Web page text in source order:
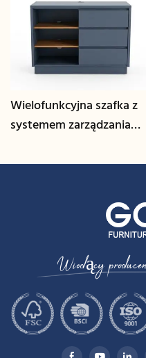
Wielofunkcyjna szafka z
systemem zarządzania
Wiodący